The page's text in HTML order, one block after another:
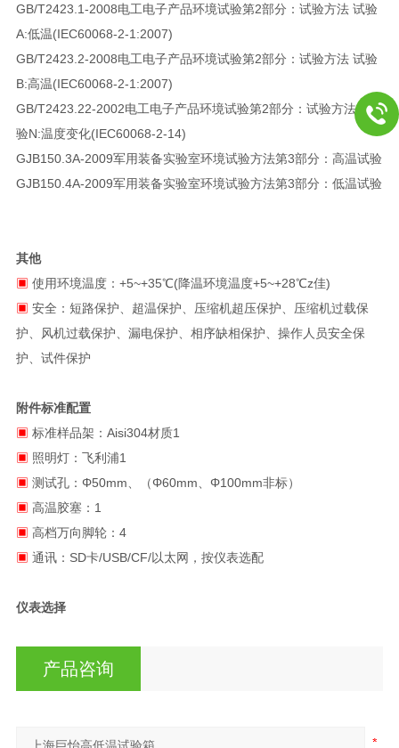
GB/T2423.1-2008电工电子产品环境试验第2部分：试验方法 试验
A:低温(IEC60068-2-1:2007)
GB/T2423.2-2008电工电子产品环境试验第2部分：试验方法 试验
B:高温(IEC60068-2-1:2007)
GB/T2423.22-2002电工电子产品环境试验第2部分：试验方法 试
验N:温度变化(IEC60068-2-14)
GJB150.3A-2009军用装备实验室环境试验方法第3部分：高温试验
GJB150.4A-2009军用装备实验室环境试验方法第3部分：低温试验
其他
▣ 使用环境温度：+5~+35℃(降温环境温度+5~+28℃z佳)
▣ 安全：短路保护、超温保护、压缩机超压保护、压缩机过载保
护、风机过载保护、漏电保护、相序缺相保护、操作人员安全保
护、试件保护
附件标准配置
▣ 标准样品架：Aisi304材质1
▣ 照明灯：飞利浦1
▣ 测试孔：Φ50mm、（Φ60mm、Φ100mm非标）
▣ 高温胶塞：1
▣ 高档万向脚轮：4
▣ 通讯：SD卡/USB/CF/以太网，按仪表选配
仪表选择
产品咨询